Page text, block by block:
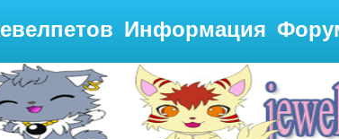
Информация